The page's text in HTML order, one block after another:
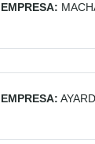
EMPRESA:
EMPRESA: